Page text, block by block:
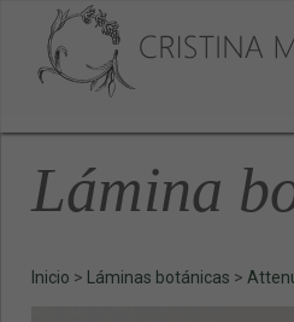
Lámina
Inicio > Láminas botánicas >